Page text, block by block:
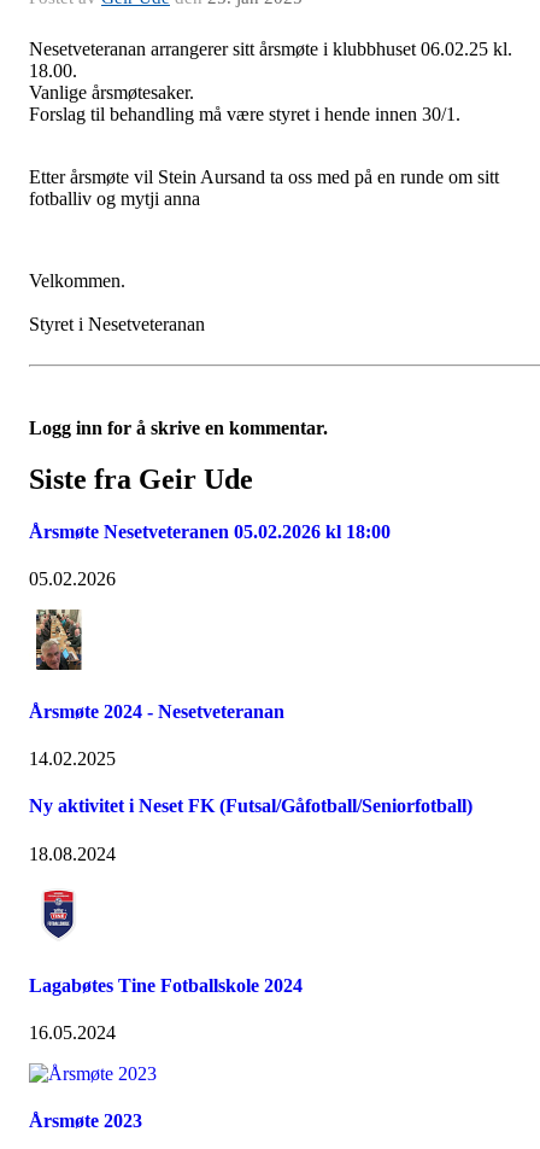
Nesetveteranan arrangerer sitt årsmøte i klubbhuset 06.02.25 kl.
18.00.
Vanlige årsmøtesaker.
Forslag til behandling må være styret i hende innen 30/1.
Etter årsmøte vil Stein Aursand ta oss med på en runde om sitt
fotballiv og mytji anna
Velkommen.
Styret i Nesetveteranan
Logg inn for å skrive en kommentar.
Siste fra Geir Ude
Årsmøte Nesetveteranen 05.02.2026 kl 18:00
05.02.2026
Årsmøte 2024 - Nesetveteranan
14.02.2025
Ny aktivitet i Neset FK (Futsal/Gåfotball/Seniorfotball)
18.08.2024
Lagabøtes Tine Fotballskole 2024
16.05.2024
Årsmøte 2023